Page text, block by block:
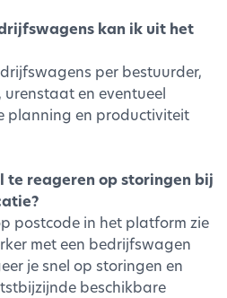
kan ik uit het
per bestuurder,
en eventueel
planning en productiviteit
te reageren op storingen bij
postcode in het platform zie
met een bedrijfswagen
je snel op storingen en
beschikbare